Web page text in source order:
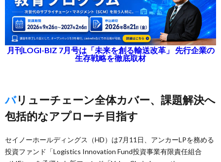
月刊LOGI-BIZ 7月号は「未来を創る輸送改革」 先行企業の
生存戦略を徹底取材
バリューチェーン全体カバー、課題解決へ
包括的なアプローチ目指す
セイノーホールディングス（HD）は7月11日、アンカーLPを務める
投資ファンド「Logistics Innovation Fund投資事業有限責任組合